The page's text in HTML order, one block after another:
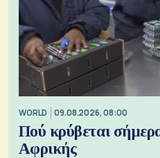
WORLD 09.08.2026, 08:00
Πού κρύβεται
Αφρικής